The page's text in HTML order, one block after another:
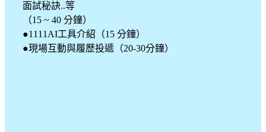
面試秘訣..等
（15 ~ 40 分鐘）
●1111AI工具介紹（15 分鐘）
●現場互動與履歷投遞（20-30分鐘）